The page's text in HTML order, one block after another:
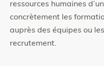
ressources humaines
concrètement les
auprès des équipes ou
recrutement.